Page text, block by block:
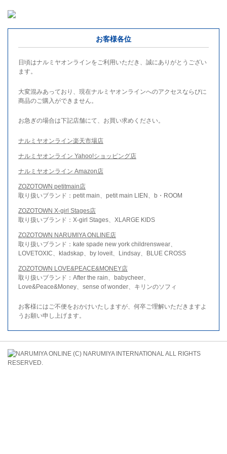
お客様各位
日頃はナルミヤオンラインをご利用いただき、誠にありがとうござい
ます。
大変混みあっており、現在ナルミヤオンラインへのアクセスならびに
商品のご購入ができません。
お急ぎの場合は下記店舗にて、お買い求めください。
ナルミヤオンライン楽天市場店
ナルミヤオンライン Yahoo!ショッピング店
ナルミヤオンライン Amazon店
ZOZOTOWN petitmain店
取り扱いブランド：petit main、petit main LIEN、b・ROOM
ZOZOTOWN X-girl Stages店
取り扱いブランド：X-girl Stages、XLARGE KIDS
ZOZOTOWN NARUMIYA ONLINE店
取り扱いブランド：kate spade new york childrenswear、
LOVETOXIC、kladskap、by loveit、Lindsay、BLUE CROSS
ZOZOTOWN LOVE&PEACE&MONEY店
取り扱いブランド：After the rain、babycheer、
Love&Peace&Money、sense of wonder、キリンのソフィ
お客様にはご不便をおかけいたしますが、何卒ご理解いただきますよ
うお願い申し上げます。